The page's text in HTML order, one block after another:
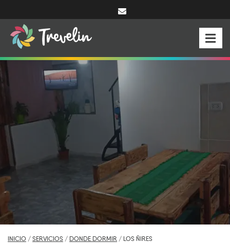
INICIO / SERVICIOS / DONDE DORMIR / LOS ÑIRES